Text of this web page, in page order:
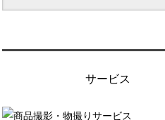
サービス